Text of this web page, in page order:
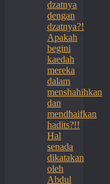
dzatnya
dengan
dzatnya?!
Apakah
begini
kaedah
mereka
dalam
menshahihkan
dan
mendhaifkan
hadits?!!
Hal
senada
dikatakan
oleh
Abdul